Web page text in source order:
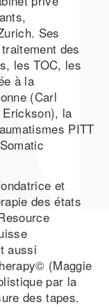
Ses
des
les TOC, les
à la
(Carl
la
PITT
et
des états
aussi
(Maggie
par la
des tapes.